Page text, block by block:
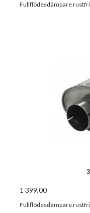
Fullflödesdämpare
1 399,00
Fullflödesdämpare rustfri